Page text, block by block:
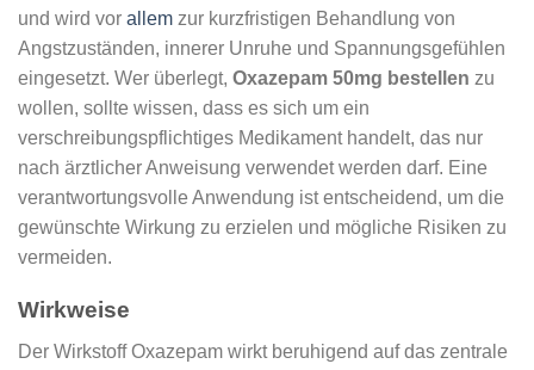
und wird vor allem zur kurzfristigen Behandlung von
Angstzuständen, innerer Unruhe und Spannungsgefühlen
eingesetzt. Wer überlegt, Oxazepam 50mg bestellen zu
wollen, sollte wissen, dass es sich um ein
verschreibungspflichtiges Medikament handelt, das nur
nach ärztlicher Anweisung verwendet werden darf. Eine
verantwortungsvolle Anwendung ist entscheidend, um die
gewünschte Wirkung zu erzielen und mögliche Risiken zu
vermeiden.
Wirkweise
Der Wirkstoff Oxazepam wirkt beruhigend auf das zentrale